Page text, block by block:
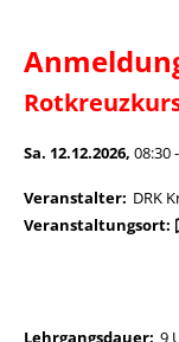
Sa. 12.12.2026, 08:30
Veranstalter: DRK
Veranstaltungsort:
Lehrgangsdauer: 9